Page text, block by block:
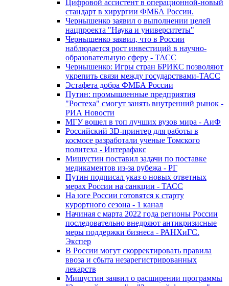
Цифровой ассистент в операционной-новый
стандарт в хирургии ФМБА России.
Чернышенко заявил о выполнении целей
нацпроекта "Наука и университеты"
Чернышенко заявил, что в России
наблюдается рост инвестиций в научно-
образовательную сферу - ТАСС
Чернышенко: Игры стран БРИКС позволяют
укрепить связи между государствами-ТАСС
Эстафета добра ФМБА России
Путин: промышленные предприятия
"Ростеха" смогут занять внутренний рынок -
РИА Новости
МГУ вошел в топ лучших вузов мира - АиФ
Российский 3D-принтер для работы в
космосе разработали ученые Томского
политеха - Интерафакс
Мишустин поставил задачи по поставке
медикаментов из-за рубежа - РГ
Путин подписал указ о новых ответных
мерах России на санкции - ТАСС
На юге России готовятся к старту
курортного сезона - 1 канал
Начиная с марта 2022 года регионы России
последовательно внедряют антикризисные
меры поддержки бизнеса - РАНХиГС.
Экспер
В России могут скорректировать правила
ввоза и сбыта незарегистрированных
лекарств
Мишустин заявил о расширении программы